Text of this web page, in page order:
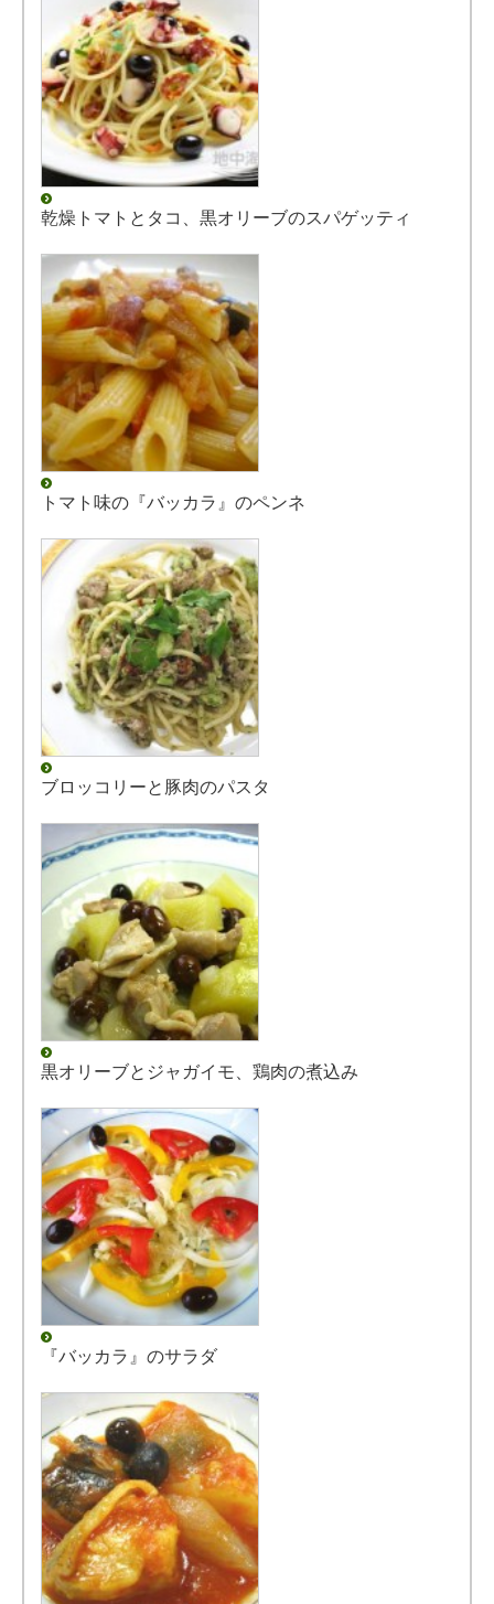
乾燥トマトとタコ、黒オリーブのスパゲッティ
トマト味の『バッカラ』のペンネ
ブロッコリーと豚肉のパスタ
黒オリーブとジャガイモ、鶏肉の煮込み
『バッカラ』のサラダ